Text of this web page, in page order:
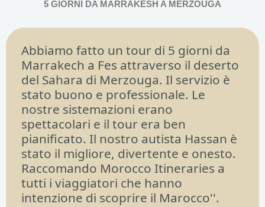
5 GIORNI DA MARRAKESH A MERZOUGA
Abbiamo fatto un tour di 5 giorni da
Marrakech a Fes attraverso il deserto
del Sahara di Merzouga. Il servizio è
stato buono e professionale. Le
nostre sistemazioni erano
spettacolari e il tour era ben
pianificato. Il nostro autista Hassan è
stato il migliore, divertente e onesto.
Raccomando Morocco Itineraries a
tutti i viaggiatori che hanno
intenzione di scoprire il Marocco''.